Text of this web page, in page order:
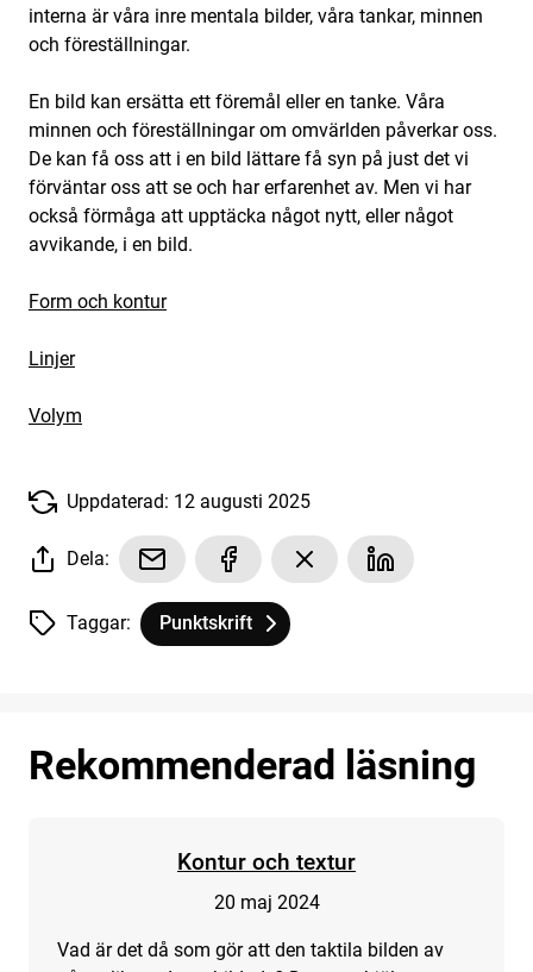
interna är våra inre mentala bilder, våra tankar, minnen
och föreställningar.
En bild kan ersätta ett föremål eller en tanke. Våra
minnen och föreställningar om omvärlden påverkar oss.
De kan få oss att i en bild lättare få syn på just det vi
förväntar oss att se och har erfarenhet av. Men vi har
också förmåga att upptäcka något nytt, eller något
avvikande, i en bild.
Form och kontur
Linjer
Volym
Uppdaterad: 12 augusti 2025
Dela:
Taggar: Tagg
Punktskrift
tillhör
Vad är en bild?
Rekommenderad läsning
Kontur och textur
20 maj 2024
Vad är det då som gör att den taktila bilden av